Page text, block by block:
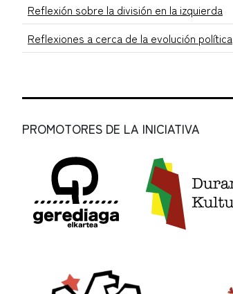
Reflexión sobre la división en la izquierda
Reflexiones a cerca de la evolución política
PROMOTORES DE LA INICIATIVA